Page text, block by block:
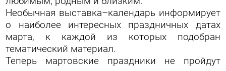
Необычная выставка–календарь информирует
о наиболее интересных праздничных датах
марта, к каждой из которых подобран
тематический материал.
Теперь мартовские праздники не пройдут